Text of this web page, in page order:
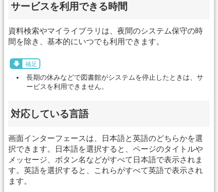
サービスを利用できる時間
資料検索やマイライブラリは、夜間のシステム保守の時
間を除き、基本的にいつでも利用できます。
補足
長期の休みなどで図書館がシステムを停止したときは、サ
ービスを利用できません。
対応している言語
画面インターフェースは、日本語と英語のどちらかを選
択できます。日本語を選択すると、ページのタイトルや
メッセージ、ボタン名などがすべて日本語で表示されま
す。英語を選択すると、これらがすべて英語で表示され
ます。